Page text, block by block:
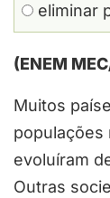
eliminar
(ENEM
Muitos
populações
evoluíram
Outras